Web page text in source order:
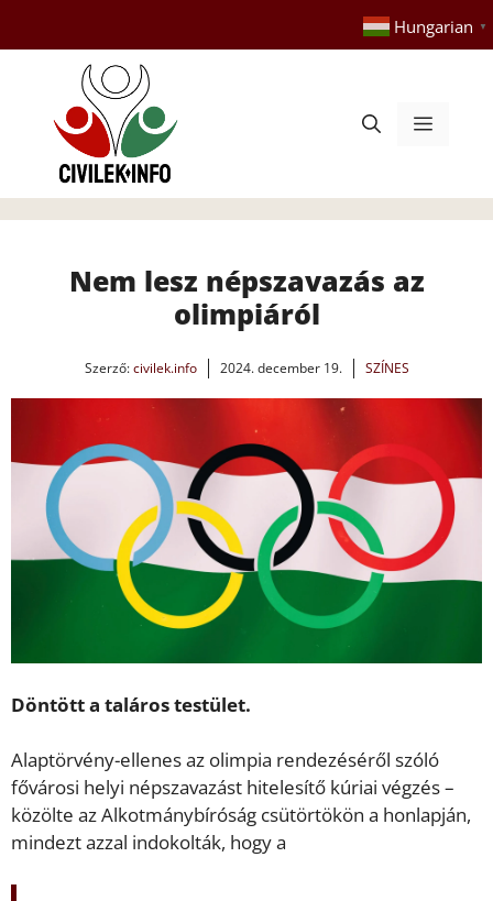
tartalomba
Hungarian ▼
Menü
Nem lesz népszavazás az
olimpiáról
Szerző:civilek.info 2024. december 19. SZÍNES
Döntött a taláros testület.
Alaptörvény-ellenes az olimpia rendezéséről szóló
fővárosi helyi népszavazást hitelesítő kúriai végzés –
közölte az Alkotmánybíróság csütörtökön a honlapján,
mindezt azzal indokolták, hogy a